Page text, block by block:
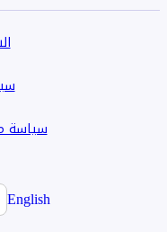
سياسة
English